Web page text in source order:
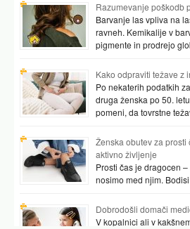
Razumevanje poškodb
Barvanje las vpliva na
ravneh. Kemikalije v
pigmente in prodrejo
Kako odpraviti težave z
Po nekaterih podatkih
druga ženska po 50.
pomeni, da tovrstne
Ženska obutev za
aktivno življenje
Prosti čas je dragocen
nosimo med njim.
Dobrodošli domači
V kopalnici ali v